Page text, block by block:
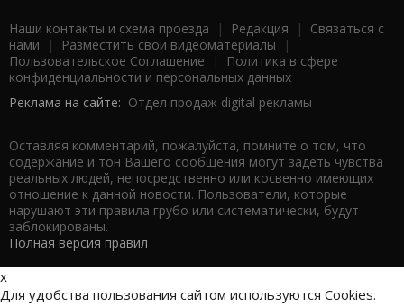
Наши контакты и схема проезда | Редакция | Связаться с
нами | Разместить свои видеоматериалы |
Пользовательское Соглашение |
Политика в сфере
конфиденциальности и персональных данных
Реклама на сайте: Отдел продаж digital рекламы
Оставляя комментарий, пожалуйста, помните о том, что
содержание и тон Вашего сообщения могут задеть чувства
реальных людей, непосредственно или косвенно имеющих
отношение к данной новости. Пользователи, которые
нарушают эти правила грубо или систематически, будут
заблокированы.
Полная версия правил
x
Для удобства пользования сайтом используются Cookies.